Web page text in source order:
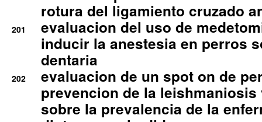
rotura del ligamiento cruzado
201
evaluacion del uso de
inducir la anestesia en perros
dentaria
202
evaluacion de un spot on de
prevencion de la
sobre la prevalencia de la